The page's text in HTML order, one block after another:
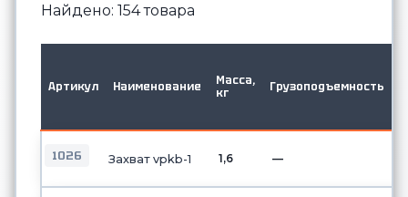
Найдено: 154 товара
Артикул Наименование
Масса,
кг
Грузоподъемность
1026 Захват vpkb-1 1,6 —